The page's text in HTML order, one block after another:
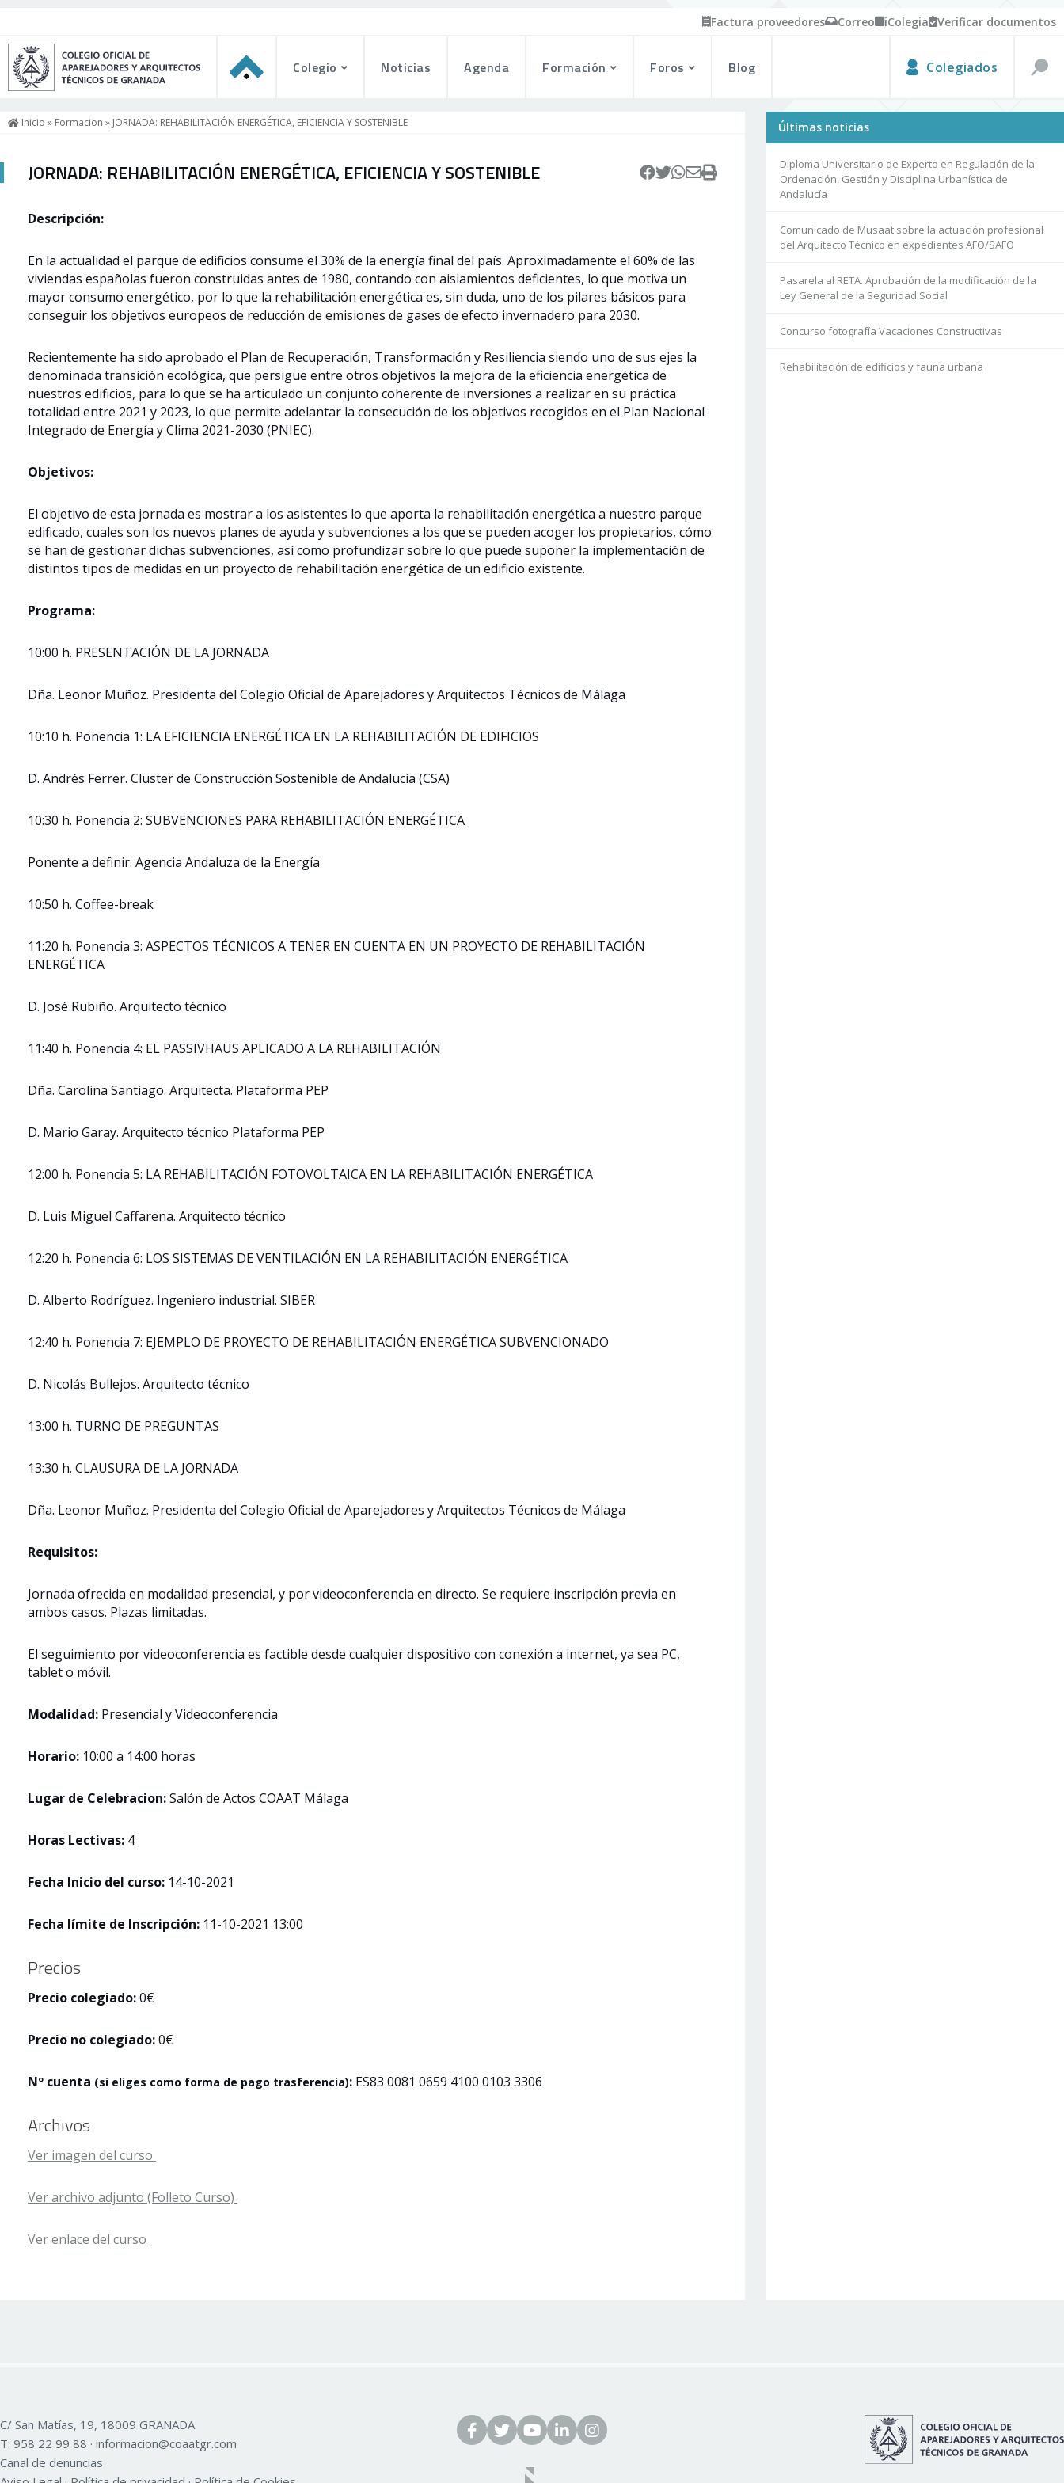
Factura proveedores Correo iColegia Verificar documentos
Colegio Noticias Agenda Formación Foros Blog Colegiados
Inicio » Formacion » JORNADA: REHABILITACIÓN ENERGÉTICA, EFICIENCIA Y SOSTENIBLE
JORNADA: REHABILITACIÓN ENERGÉTICA, EFICIENCIA Y SOSTENIBLE
Descripción:
En la actualidad el parque de edificios consume el 30% de la energía final del país. Aproximadamente el 60% de las
viviendas españolas fueron construidas antes de 1980, contando con aislamientos deficientes, lo que motiva un
mayor consumo energético, por lo que la rehabilitación energética es, sin duda, uno de los pilares básicos para
conseguir los objetivos europeos de reducción de emisiones de gases de efecto invernadero para 2030.
Recientemente ha sido aprobado el Plan de Recuperación, Transformación y Resiliencia siendo uno de sus ejes la
denominada transición ecológica, que persigue entre otros objetivos la mejora de la eficiencia energética de
nuestros edificios, para lo que se ha articulado un conjunto coherente de inversiones a realizar en su práctica
totalidad entre 2021 y 2023, lo que permite adelantar la consecución de los objetivos recogidos en el Plan Nacional
Integrado de Energía y Clima 2021-2030 (PNIEC).
Objetivos:
El objetivo de esta jornada es mostrar a los asistentes lo que aporta la rehabilitación energética a nuestro parque
edificado, cuales son los nuevos planes de ayuda y subvenciones a los que se pueden acoger los propietarios, cómo
se han de gestionar dichas subvenciones, así como profundizar sobre lo que puede suponer la implementación de
distintos tipos de medidas en un proyecto de rehabilitación energética de un edificio existente.
Programa:
10:00 h. PRESENTACIÓN DE LA JORNADA
Dña. Leonor Muñoz. Presidenta del Colegio Oficial de Aparejadores y Arquitectos Técnicos de Málaga
10:10 h. Ponencia 1: LA EFICIENCIA ENERGÉTICA EN LA REHABILITACIÓN DE EDIFICIOS
D. Andrés Ferrer. Cluster de Construcción Sostenible de Andalucía (CSA)
10:30 h. Ponencia 2: SUBVENCIONES PARA REHABILITACIÓN ENERGÉTICA
Ponente a definir. Agencia Andaluza de la Energía
10:50 h. Coffee-break
11:20 h. Ponencia 3: ASPECTOS TÉCNICOS A TENER EN CUENTA EN UN PROYECTO DE REHABILITACIÓN
ENERGÉTICA
D. José Rubiño. Arquitecto técnico
11:40 h. Ponencia 4: EL PASSIVHAUS APLICADO A LA REHABILITACIÓN
Dña. Carolina Santiago. Arquitecta. Plataforma PEP
D. Mario Garay. Arquitecto técnico Plataforma PEP
12:00 h. Ponencia 5: LA REHABILITACIÓN FOTOVOLTAICA EN LA REHABILITACIÓN ENERGÉTICA
D. Luis Miguel Caffarena. Arquitecto técnico
12:20 h. Ponencia 6: LOS SISTEMAS DE VENTILACIÓN EN LA REHABILITACIÓN ENERGÉTICA
D. Alberto Rodríguez. Ingeniero industrial. SIBER
12:40 h. Ponencia 7: EJEMPLO DE PROYECTO DE REHABILITACIÓN ENERGÉTICA SUBVENCIONADO
D. Nicolás Bullejos. Arquitecto técnico
13:00 h. TURNO DE PREGUNTAS
13:30 h. CLAUSURA DE LA JORNADA
Dña. Leonor Muñoz. Presidenta del Colegio Oficial de Aparejadores y Arquitectos Técnicos de Málaga
Requisitos:
Jornada ofrecida en modalidad presencial, y por videoconferencia en directo. Se requiere inscripción previa en
ambos casos. Plazas limitadas.
El seguimiento por videoconferencia es factible desde cualquier dispositivo con conexión a internet, ya sea PC,
tablet o móvil.
Modalidad: Presencial y Videoconferencia
Horario: 10:00 a 14:00 horas
Lugar de Celebracion:Salón de Actos COAAT Málaga
Horas Lectivas: 4
Fecha Inicio del curso: 14-10-2021
Fecha límite de Inscripción: 11-10-2021 13:00
Precios
Precio colegiado:0€
Precio no colegiado:0€
Nº cuenta (si eliges como forma de pago trasferencia): ES83 0081 0659 4100 0103 3306
Archivos
Ver imagen del curso
Ver archivo adjunto (Folleto Curso)
Ver enlace del curso
Últimas noticias
Diploma Universitario de Experto en Regulación de la
Ordenación, Gestión y Disciplina Urbanística de
Andalucía
Comunicado de Musaat sobre la actuación profesional
del Arquitecto Técnico en expedientes AFO/SAFO
Pasarela al RETA. Aprobación de la modificación de la
Ley General de la Seguridad Social
Concurso fotografía Vacaciones Constructivas
Rehabilitación de edificios y fauna urbana
C/ San Matías, 19, 18009 GRANADA
T: 958 22 99 88 · informacion@coaatgr.com
Canal de denuncias